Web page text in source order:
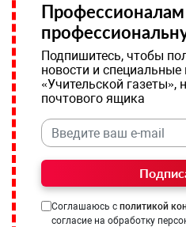
Подпишитесь, чтобы
новости и
«Учительской газеты»,
почтового ящика
Соглашаюсь с политикой
согласие на обработку